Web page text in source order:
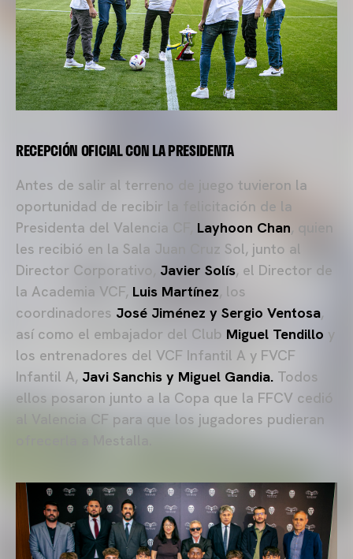
RECEPCIÓN OFICIAL CON LA PRESIDENTA
Antes de salir al terreno de juego tuvieron la
oportunidad de recibir la felicitación de la
Presidenta del Valencia CF, Layhoon Chan, quien
les recibió en la Sala Juan Cruz Sol, junto al
Director Corporativo, Javier Solís, el Director de
la Academia VCF, Luis Martínez, los
coordinadores José Jiménez y Sergio Ventosa,
así como el embajador del Club Miguel Tendillo y
los entrenadores del VCF Infantil A y FVCF
Infantil A, Javi Sanchis y Miguel Gandia. Todos
ellos posaron junto a la Copa que la FFCV cedió
al Valencia CF para que los jugadores pudieran